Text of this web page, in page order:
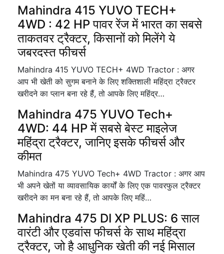
Mahindra 415 YUVO TECH+
4WD : 42 HP पावर रेंज में भारत का सबसे
ताकतवर ट्रैक्टर, किसानों को मिलेंगे ये
जबरदस्त फीचर्स
Mahindra 415 YUVO TECH+ 4WD Tractor : अगर
आप भी खेती को सुगम बनाने के लिए शक्तिशाली महिंद्रा ट्रैक्टर
खरीदने का प्लान बना रहे हैं, तो आपके लिए महिंद्र…
Mahindra 475 YUVO Tech+
4WD: 44 HP में सबसे बेस्ट माइलेज
महिंद्रा ट्रैक्टर, जानिए इसके फीचर्स और
कीमत
Mahindra 475 YUVO Tech+ 4WD Tractor : अगर आप
भी अपने खेतों या व्यावसायिक कार्यों के लिए एक पावरफुल ट्रैक्टर
खरीदने का मन बना रहे हैं, तो आपके लिए महिं…
Mahindra 475 DI XP PLUS: 6 साल
वारंटी और एडवांस फीचर्स के साथ महिंद्रा
ट्रैक्टर, जो है आधुनिक खेती की नई मिसाल